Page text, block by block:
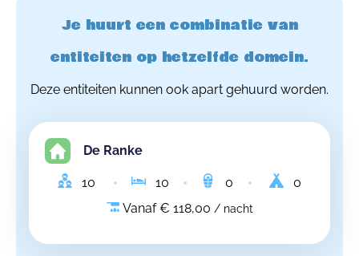
Je huurt een combinatie van
entiteiten op hetzelfde domein.
Deze entiteiten kunnen ook apart gehuurd worden.
De Ranke
10 10 0
0
Vanaf € 118,00 / nacht